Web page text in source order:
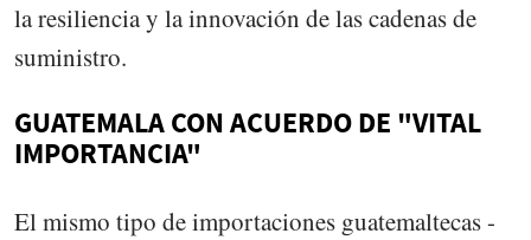
la resiliencia y la innovación de las cadenas de
suministro.
GUATEMALA CON ACUERDO DE "VITAL
IMPORTANCIA"
El mismo tipo de importaciones guatemaltecas -